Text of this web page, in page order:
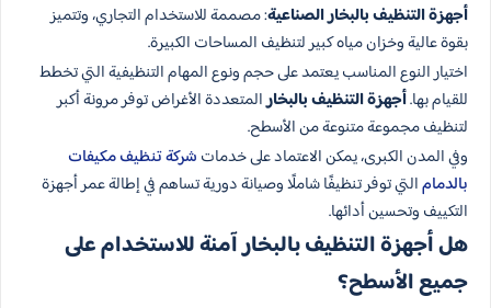
أجهزة التنظيف بالبخار الصناعية: مصممة للاستخدام التجاري، وتتميز
بقوة عالية وخزان مياه كبير لتنظيف المساحات الكبيرة.
اختيار النوع المناسب يعتمد على حجم ونوع المهام التنظيفية التي تخطط
للقيام بها.أجهزة التنظيف بالبخارالمتعددة الأغراض توفر مرونة أكبر
لتنظيف مجموعة متنوعة من الأسطح.
وفي المدن الكبرى، يمكن الاعتماد على خدمات شركة تنظيف مكيفات
بالدمامالتي توفر تنظيفًا شاملًا وصيانة دورية تساهم في إطالة عمر أجهزة
التكييف وتحسين أدائها.
هل أجهزة التنظيف بالبخار آمنة للاستخدام على
جميع الأسطح؟